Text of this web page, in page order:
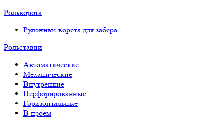
Рольворота
Рулонные ворота для забора
Рольставни
Автоматические
Механические
Внутренние
Перфорированные
Горизонтальные
В проем